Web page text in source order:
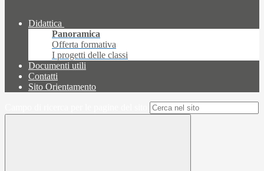
Didattica
Panoramica
Offerta formativa
I progetti delle classi
Documenti utili
Contatti
Sito Orientamento